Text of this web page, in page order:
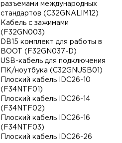
разъемами международных
стандартов (C32GNALIM12)
Кабель с зажимами
(F32GN003)
DB15 комплект для работы в
BOOT (F32GN037-D)
USB-кабель для подключения
ПК/ноутбука (C32GNUSB01)
Плоский кабель IDC26-10
(F34NTF01)
Плоский кабель IDC26-14
(F34NTF02)
Плоский кабель IDC26-16
(F34NTF03)
Плоский кабель IDC26-26